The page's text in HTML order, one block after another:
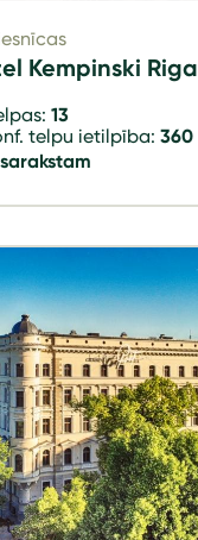
Kempinski Riga
13
telpu ietilpība: 360